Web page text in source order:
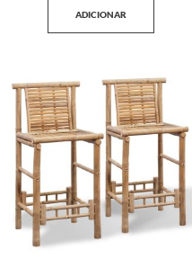
ADICIONAR